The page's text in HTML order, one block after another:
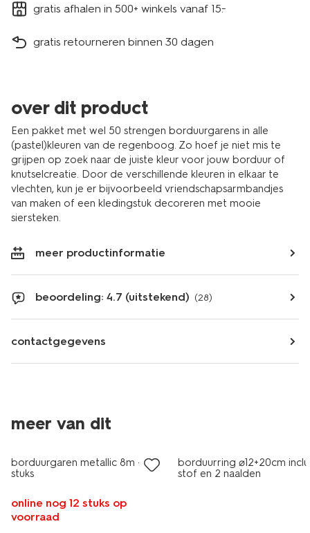
gratis afhalen in 500+ winkels vanaf 15.-
gratis retourneren binnen 30 dagen
over dit product
Een pakket met wel 50 strengen borduurgarens in alle
(pastel)kleuren van de regenboog. Zo hoef je niet mis te
grijpen op zoek naar de juiste kleur voor jouw borduur of
knutselcreatie. Door de verschillende kleuren in elkaar te
vlechten, kun je er bijvoorbeeld vriendschapsarmbandjes
van maken of een kledingstuk decoreren met mooie
siersteken.
meer productinformatie
beoordeling: 4.7 (uitstekend) (28)
contactgegevens
meer van dit
borduurgaren metallic 8m - 10
stuks
online nog 12 stuks op
voorraad
borduurring ⌀12+20cm
stof en 2 naalden